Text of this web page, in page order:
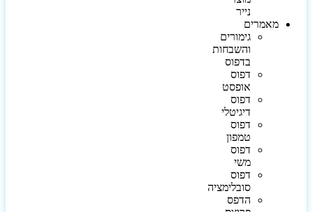
נייר
מאמרים
גימורים
והשבחות
בדפוס
דפוס
אופסט
דפוס
דיגיטלי
דפוס
טמפון
דפוס
משי
דפוס
סובלימציה
הדפס